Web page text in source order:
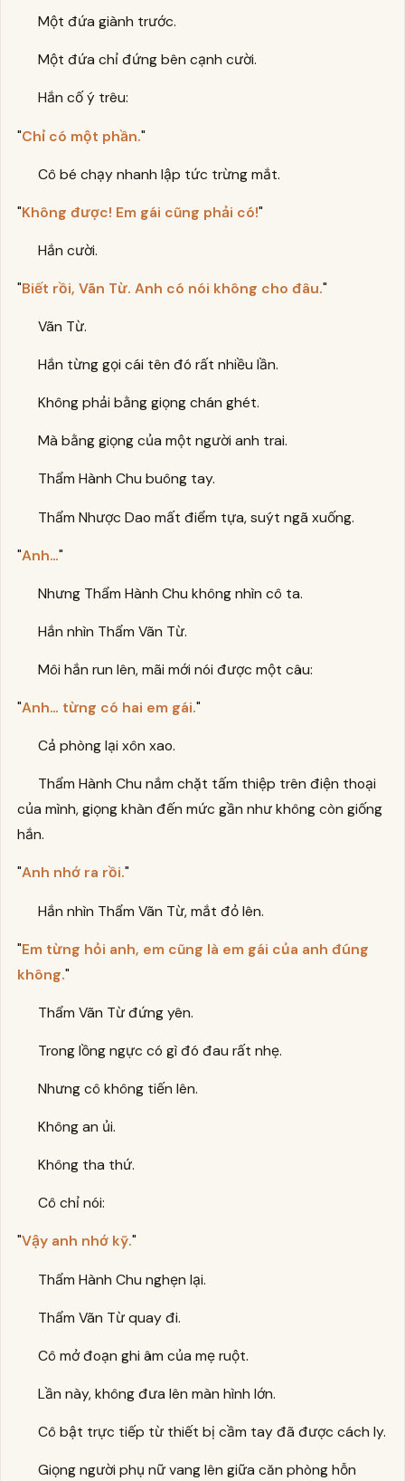
Một đứa giành trước.
Một đứa chỉ đứng bên cạnh cười.
Hắn cố ý trêu:
"Chỉ có một phần."
Cô bé chạy nhanh lập tức trừng mắt.
"Không được! Em gái cũng phải có!"
Hắn cười.
"Biết rồi, Vãn Từ. Anh có nói không cho đâu."
Vãn Từ.
Hắn từng gọi cái tên đó rất nhiều lần.
Không phải bằng giọng chán ghét.
Mà bằng giọng của một người anh trai.
Thẩm Hành Chu buông tay.
Thẩm Nhược Dao mất điểm tựa, suýt ngã xuống.
"Anh…"
Nhưng Thẩm Hành Chu không nhìn cô ta.
Hắn nhìn Thẩm Vãn Từ.
Môi hắn run lên, mãi mới nói được một câu:
"Anh… từng có hai em gái."
Cả phòng lại xôn xao.
Thẩm Hành Chu nắm chặt tấm thiệp trên điện thoại
của mình, giọng khàn đến mức gần như không còn giống
hắn.
"Anh nhớ ra rồi."
Hắn nhìn Thẩm Vãn Từ, mắt đỏ lên.
"Em từng hỏi anh, em cũng là em gái của anh đúng
không."
Thẩm Vãn Từ đứng yên.
Trong lồng ngực có gì đó đau rất nhẹ.
Nhưng cô không tiến lên.
Không an ủi.
Không tha thứ.
Cô chỉ nói:
"Vậy anh nhớ kỹ."
Thẩm Hành Chu nghẹn lại.
Thẩm Vãn Từ quay đi.
Cô mở đoạn ghi âm của mẹ ruột.
Lần này, không đưa lên màn hình lớn.
Cô bật trực tiếp từ thiết bị cầm tay đã được cách ly.
Giọng người phụ nữ vang lên giữa căn phòng hỗn